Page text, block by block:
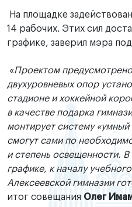
На площадке
14 рабочих. Этих сил
графике, заверил мэра
«Проектом
двухуровневых опор
стадионе и хоккейной
в качестве подарка
монтирует систему «умный
смогут сами по
и степень освещенности.
графике, к началу
Алексеевской гимназии
итог совещания Олег